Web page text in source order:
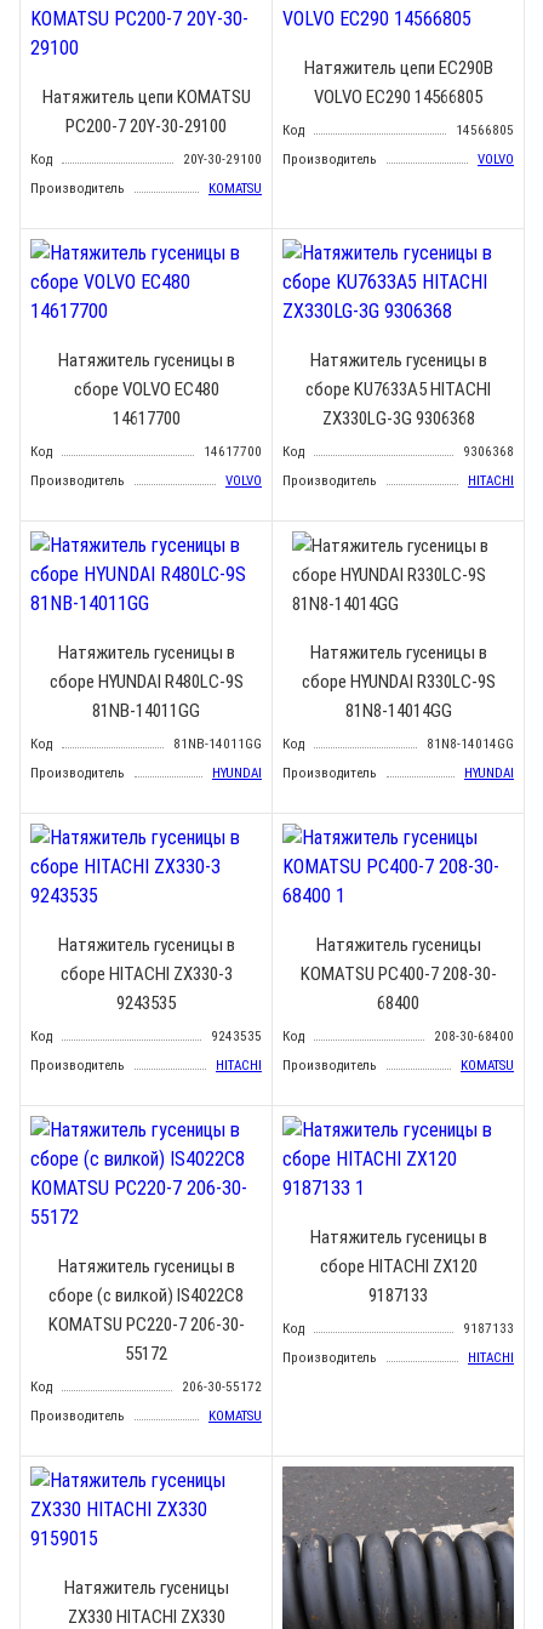
Натяжитель цепи KOMATSU
PC200-7 20Y-30-29100
Код
20Y-30-29100
Производитель
KOMATSU
Натяжитель цепи EC290B
VOLVO EC290 14566805
Код
14566805
Производитель
VOLVO
Натяжитель гусеницы в
сборе VOLVO EC480
14617700
Код
14617700
Производитель
VOLVO
Натяжитель гусеницы в
сборе KU7633A5 HITACHI
ZX330LG-3G 9306368
Код
9306368
Производитель
HITACHI
Натяжитель гусеницы в
сборе HYUNDAI R480LC-9S
81NB-14011GG
Код
81NB-14011GG
Производитель
HYUNDAI
Натяжитель гусеницы в
сборе HYUNDAI R330LC-9S
81N8-14014GG
Код
81N8-14014GG
Производитель
HYUNDAI
Натяжитель гусеницы в
сборе HITACHI ZX330-3
9243535
Код
9243535
Производитель
HITACHI
Натяжитель гусеницы
KOMATSU PC400-7 208-30-
68400
Код
208-30-68400
Производитель
KOMATSU
Натяжитель гусеницы в
сборе (с вилкой) IS4022C8
KOMATSU PC220-7 206-30-
55172
Код
206-30-55172
Производитель
KOMATSU
Натяжитель гусеницы в
сборе HITACHI ZX120
9187133
Код
9187133
Производитель
HITACHI
Натяжитель гусеницы
ZX330 HITACHI ZX330